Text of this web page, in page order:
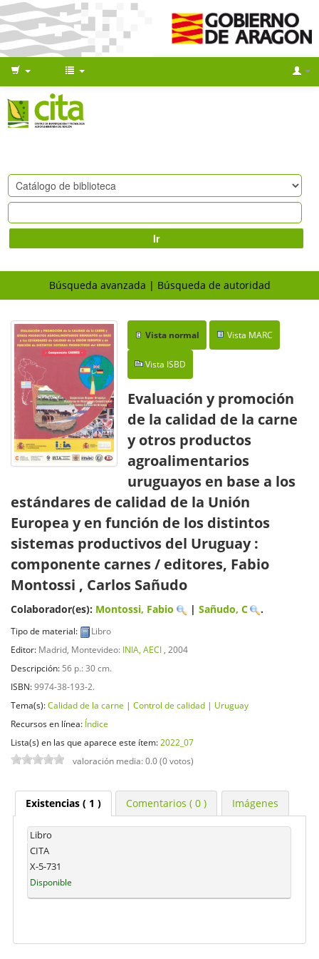
Ir
Búsqueda avanzada Búsqueda de autoridad
Vista normal Vista MARC
Vista ISBD
Evaluación y promoción
de la calidad de la carne
y otros productos
agroalimentarios
uruguayos en base a los
estándares de calidad de la Unión
Europea y en función de los distintos
sistemas productivos del Uruguay :
componente carnes/ editores, Fabio
Montossi , Carlos Sañudo
Colaborador(es): Montossi, Fabio | Sañudo, C .
Tipo de material:
Libro
Editor: Madrid, Montevideo: INIA, AECI
, 2004
Descripción: 56 p.: 30 cm.
ISBN:9974-38-193-2.
Tema(s):Calidad de la carne | Control de calidad | Uruguay
Recursos en línea: Índice
Lista(s) en las que aparece este ítem: 2022_07
valoración media: 0.0 (0 votos)
Existencias( 1 ) Comentarios ( 0 ) Imágenes
Libro
CITA
X-5-731
Disponible